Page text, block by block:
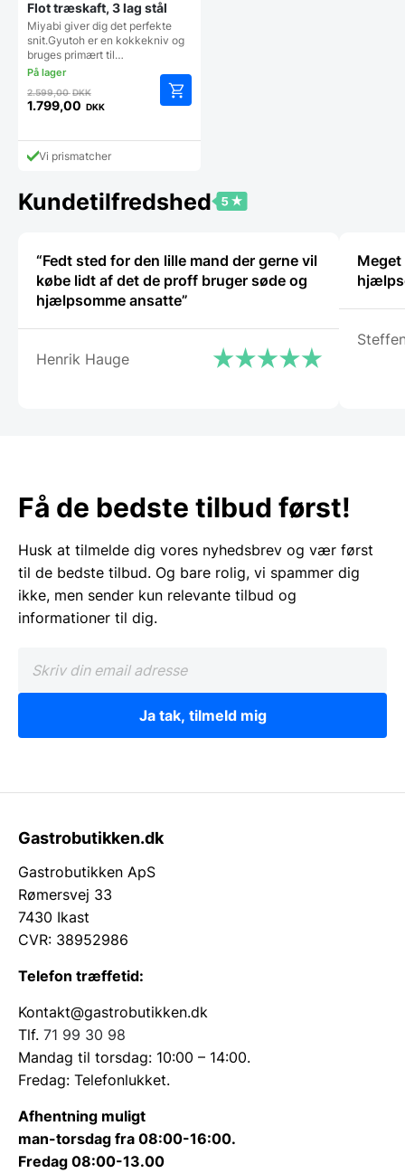
Flot træskaft, 3 lag stål
Miyabi giver dig det perfekte
snit.Gyutoh er en kokkekniv og
bruges primært til…
2.599,00DKKDen
oprindelige
var:
2.599,00 DKK.
1.799,00 DKK
aktuelle
prisVi prismatcher
Kundetilfredshed
“Fedt sted for den lille mand der gerne vil
købe lidt af det de proff bruger søde og
hjælpsomme ansatte”
Henrik Hauge
Få de bedste tilbud først!
Husk at tilmelde dig vores nyhedsbrev og vær først
til de bedste tilbud. Og bare rolig, vi spammer dig
ikke, men sender kun relevante tilbud og
informationer til dig.
Ja tak, tilmeld mig
Gastrobutikken.dk
Gastrobutikken ApS
Rømersvej 33
7430 Ikast
CVR: 38952986
Telefon træffetid:
Kontakt@gastrobutikken.dk
Tlf. 71 99 30 98
Mandag til torsdag: 10:00 – 14:00.
Fredag: Telefonlukket.
Afhentning muligt
man-torsdag fra 08:00-16:00.
Fredag 08:00-13.00